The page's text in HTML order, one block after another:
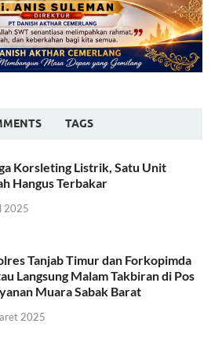
TAGS
Korsleting Listrik, Satu Unit
Hangus Terbakar
2025
Tanjab Timur dan Forkopimda
Langsung Malam Takbiran di Pos
Muara Sabak Barat
2025